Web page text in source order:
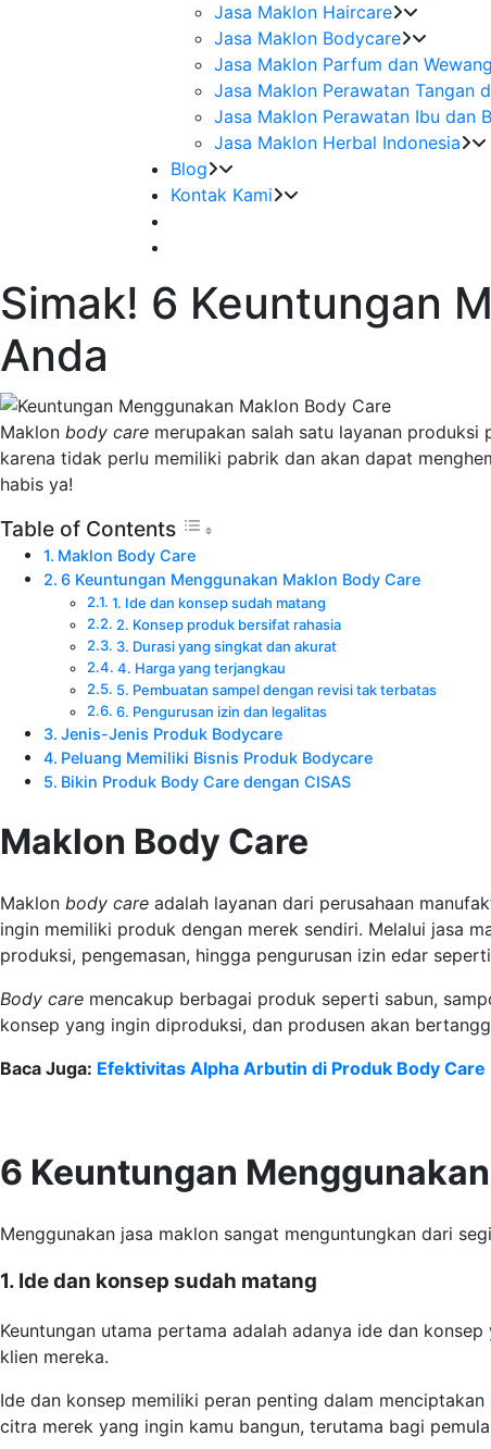
Jasa Maklon Haircare
Jasa Maklon Bodycare
Jasa Maklon Parfum dan
Jasa Maklon Perawatan Tangan
Jasa Maklon Perawatan Ibu dan
Jasa Maklon Herbal Indonesia
Blog
Kontak Kami
Simak! 6 Keuntungan
Anda
Maklon body care merupakan salah satu layanan
karena tidak perlu memiliki pabrik dan akan dapat
habis ya!
Table of Contents
Maklon Body Care
6 Keuntungan Menggunakan Maklon Body Care
1. Ide dan konsep sudah matang
2. Konsep produk bersifat rahasia
3. Durasi yang singkat dan akurat
4. Harga yang terjangkau
5. Pembuatan sampel dengan revisi tak terbatas
6. Pengurusan izin dan legalitas
Jenis-Jenis Produk Bodycare
Peluang Memiliki Bisnis Produk Bodycare
Bikin Produk Body Care dengan CISAS
Maklon Body Care
Maklon body care adalah layanan dari perusahaan
ingin memiliki produk dengan merek sendiri. Melalui jasa
produksi, pengemasan, hingga pengurusan izin edar
Body care mencakup berbagai produk seperti sabun,
konsep yang ingin diproduksi, dan produsen akan
Baca Juga: Efektivitas Alpha Arbutin di Produk Body Care
6 Keuntungan
Menggunakan jasa maklon sangat menguntungkan dari
1. Ide dan konsep sudah matang
Keuntungan utama pertama adalah adanya ide dan
klien mereka.
Ide dan konsep memiliki peran penting dalam
citra merek yang ingin kamu bangun, terutama bagi